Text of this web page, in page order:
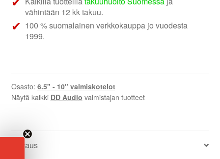
vähintään 12 kk takuu.
100 % suomalainen verkkokauppa jo vuodesta
1999.
Osasto: 6.5" - 10" valmiskotelot
Näytä kaikki DD Audio valmistajan tuotteet
Kuvaus